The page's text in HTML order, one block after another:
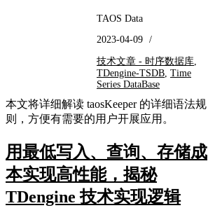
TAOS Data
2023-04-09 /
技术文章 - 时序数据库,
TDengine-TSDB, Time
Series DataBase
本文将详细解读 taosKeeper 的详细语法规
则，方便有需要的用户开展应用。
用最低写入、查询、存储成
本实现高性能，揭秘
TDengine 技术实现逻辑